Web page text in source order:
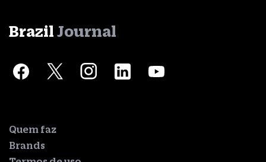
Brazil Journal
Quem faz
Brands